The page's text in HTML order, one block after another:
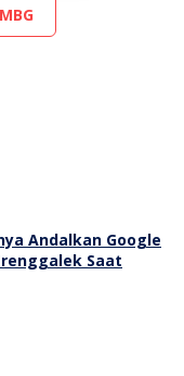
Andalkan Google
Saat